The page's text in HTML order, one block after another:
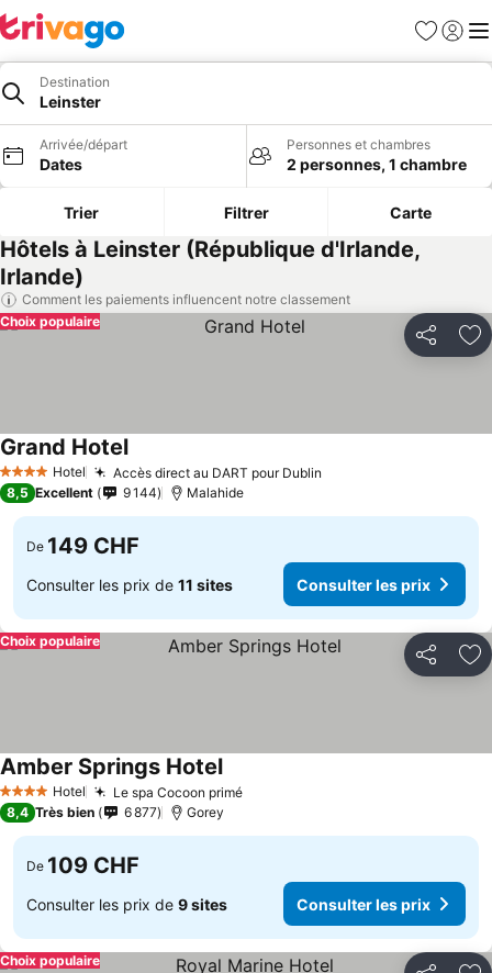
Favoris
Se
Destination
Leinster
Arrivée/départ
Dates
Personnes et chambres
2 personnes, 1 chambre
Trier Filtrer Carte
Hôtels à Leinster (République d'Irlande,
Irlande)
Comment les paiements influencent notre classement
Partager
Choix populaire
4 Étoiles Hotel Accès direct au DART pour Dublin
Grand Hotel
8,5 Excellent 9 144 Malahide
De 149 CHF
Consulter les prix de 11 sites Consulter les prix
Partager
Choix populaire
4 Étoiles Hotel Le spa Cocoon primé
Amber Springs Hotel
8,4 Très bien 6 877 Gorey
De 109 CHF
Consulter les prix de 9 sites Consulter les prix
Choix populaire